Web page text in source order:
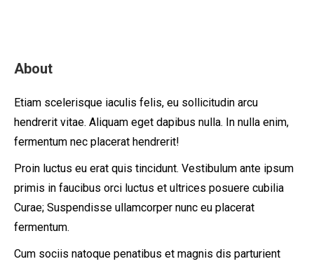
About
Etiam scelerisque iaculis felis, eu sollicitudin arcu
hendrerit vitae. Aliquam eget dapibus nulla. In nulla enim,
fermentum nec placerat hendrerit!
Proin luctus eu erat quis tincidunt. Vestibulum ante ipsum
primis in faucibus orci luctus et ultrices posuere cubilia
Curae; Suspendisse ullamcorper nunc eu placerat
fermentum.
Cum sociis natoque penatibus et magnis dis parturient